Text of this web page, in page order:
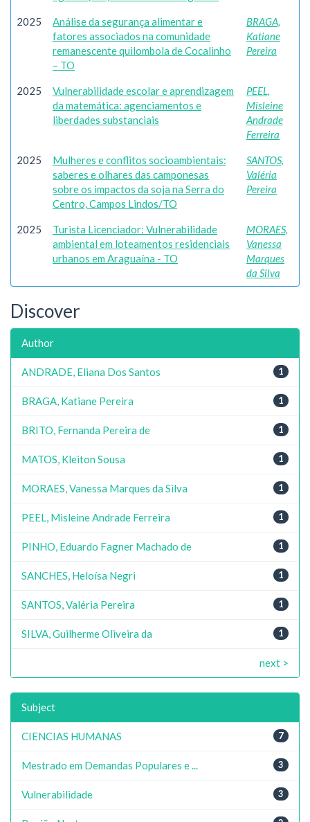
2025
Análise da segurança alimentar e
fatores associados na comunidade
remanescente quilombola de Cocalinho
– TO
BRAGA,
Katiane
Pereira
2025
Vulnerabilidade escolar e aprendizagem
da matemática: agenciamentos e
liberdades substanciais
PEEL,
Misleine
Andrade
Ferreira
2025
Mulheres e conflitos socioambientais:
saberes e olhares das camponesas
sobre os impactos da soja na Serra do
Centro, Campos Lindos/TO
SANTOS,
Valéria
Pereira
2025
Turista Licenciador: Vulnerabilidade
ambiental em loteamentos residenciais
urbanos em Araguaína - TO
MORAES,
Vanessa
Marques
da Silva
Discover
Author
1
ANDRADE, Eliana Dos Santos
1
BRAGA, Katiane Pereira
1
BRITO, Fernanda Pereira de
1
MATOS, Kleiton Sousa
1
MORAES, Vanessa Marques da Silva
1
PEEL, Misleine Andrade Ferreira
1
PINHO, Eduardo Fagner Machado de
1
SANCHES, Heloísa Negri
1
SANTOS, Valéria Pereira
1
SILVA, Guilherme Oliveira da
next >
Subject
7
CIENCIAS HUMANAS
3
Mestrado em Demandas Populares e ...
3
Vulnerabilidade